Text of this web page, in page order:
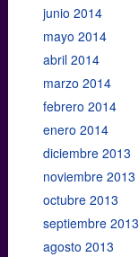
junio 2014
mayo 2014
abril 2014
marzo 2014
febrero 2014
enero 2014
diciembre 2013
noviembre 2013
octubre 2013
septiembre 2013
agosto 2013